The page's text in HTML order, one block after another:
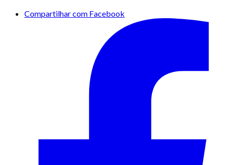
Compartilhar com Facebook